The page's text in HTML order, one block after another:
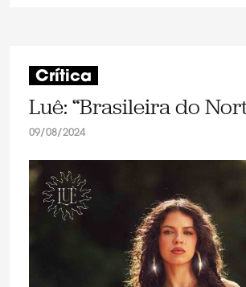
Crítica
Luê: “Brasileira do
09/08/2024